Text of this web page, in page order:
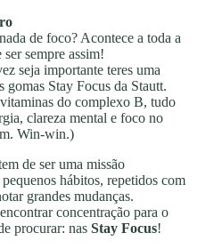
de foco? Acontece a toda a
sempre assim!
seja importante teres uma
gomas Stay Focus da Stautt.
do complexo B, tudo
clareza mental e foco no
Win-win.)
de ser uma missão
hábitos, repetidos com
grandes mudanças.
concentração para o
procurar: nas Stay Focus!